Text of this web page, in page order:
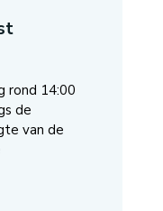
rond 14:00
de
van de